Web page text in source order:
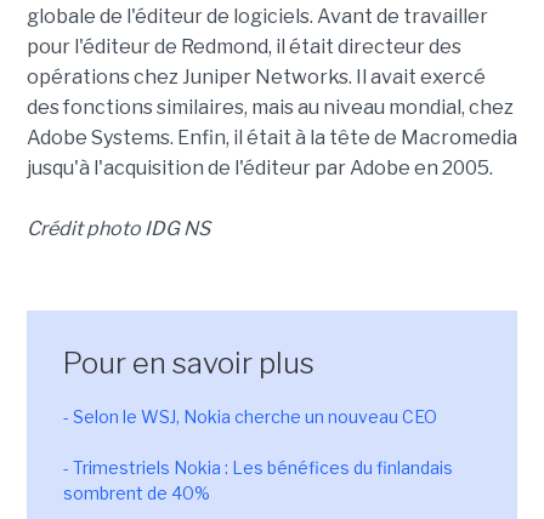
globale de l'éditeur de logiciels. Avant de travailler
pour l'éditeur de Redmond, il était directeur des
opérations chez Juniper Networks. Il avait exercé
des fonctions similaires, mais au niveau mondial, chez
Adobe Systems. Enfin, il était à la tête de Macromedia
jusqu'à l'acquisition de l'éditeur par Adobe en 2005.
Crédit photo IDG NS
Pour en savoir plus
- Selon le WSJ, Nokia cherche un nouveau CEO
- Trimestriels Nokia : Les bénéfices du finlandais
sombrent de 40%